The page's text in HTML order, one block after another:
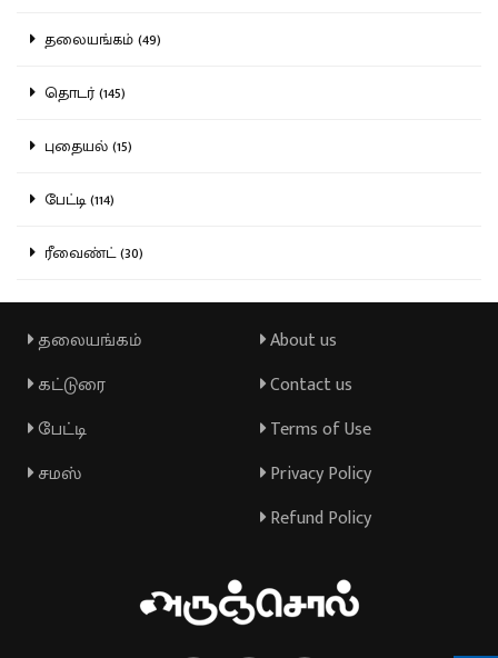
தலையங்கம் (49)
தொடர் (145)
புதையல் (15)
பேட்டி (114)
ரீவைண்ட் (30)
தலையங்கம்
கட்டுரை
பேட்டி
சமஸ்
About us
Contact us
Terms of Use
Privacy Policy
Refund Policy